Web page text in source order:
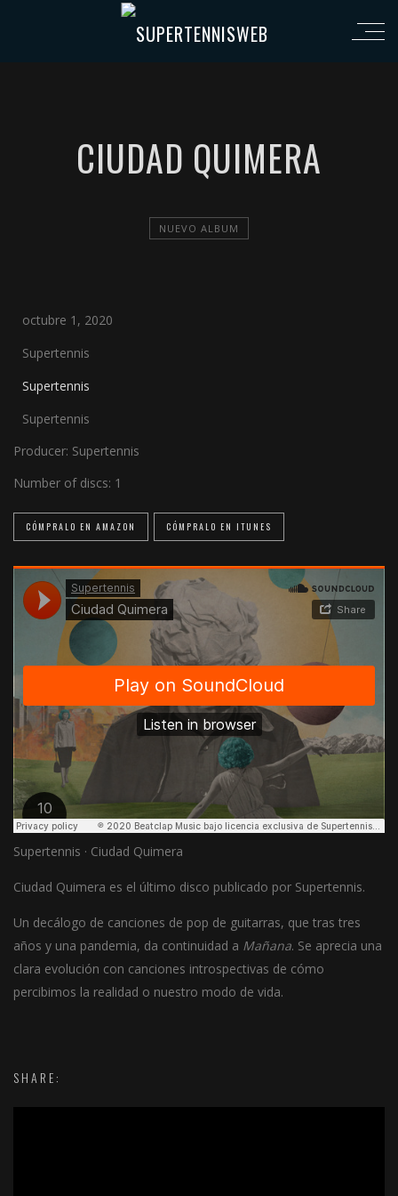
CIUDAD QUIMERA
NUEVO ALBUM
octubre 1, 2020
Supertennis
Supertennis
Supertennis
Producer: Supertennis
Number of discs: 1
CÓMPRALO EN AMAZON CÓMPRALO EN ITUNES
Supertennis · Ciudad Quimera
Ciudad Quimera es el último disco publicado por Supertennis.
Un decálogo de canciones de pop de guitarras, que tras tres
años y una pandemia, da continuidad a Mañana. Se aprecia una
clara evolución con canciones introspectivas de cómo
percibimos la realidad o nuestro modo de vida.
SHARE: